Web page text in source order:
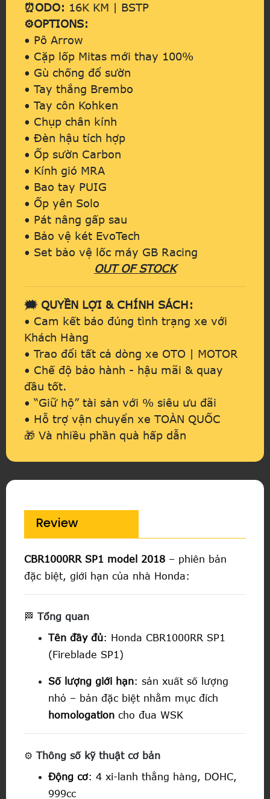
⏰ODO: 16K KM | BSTP
⚙️OPTIONS:
• Pô Arrow
• Cặp lốp Mitas mới thay 100%
• Gù chống đổ sườn
• Tay thắng Brembo
• Tay côn Kohken
• Chụp chân kính
• Đèn hậu tích hợp
• Ốp sườn Carbon
• Kính gió MRA
• Bao tay PUIG
• Ốp yên Solo
• Pát nâng gấp sau
• Bảo vệ két EvoTech
• Set bảo vệ lốc máy GB Racing
OUT OF STOCK
🗯️ QUYỀN LỢI & CHÍNH SÁCH:
• Cam kết báo đúng tình trạng xe với
Khách Hàng
• Trao đổi tất cả dòng xe OTO | MOTOR
• Chế độ bảo hành - hậu mãi & quay
đầu tốt.
• “Giữ hộ” tài sản với % siêu ưu đãi
• Hỗ trợ vận chuyển xe TOÀN QUỐC
🎁 Và nhiều phần quà hấp dẫn
Review
CBR1000RR SP1 model 2018 – phiên bản
đặc biệt, giới hạn của nhà Honda:
🏁 Tổng quan
Tên đầy đủ: Honda CBR1000RR SP1
(Fireblade SP1)
Số lượng giới hạn: sản xuất số lượng
nhỏ – bản đặc biệt nhằm mục đích
homologation cho đua WSK
⚙️ Thông số kỹ thuật cơ bản
Động cơ: 4 xi-lanh thẳng hàng, DOHC,
999cc